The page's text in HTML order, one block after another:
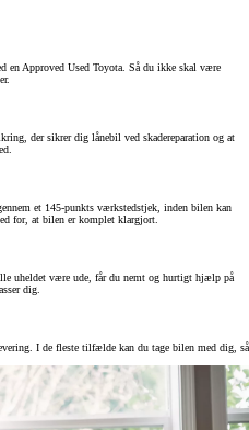
en Approved Used Toyota. Så du ikke skal være
der sikrer dig lånebil ved skadereparation og at
et 145-punkts værkstedstjek, inden bilen kan
for, at bilen er komplet klargjort.
uheldet være ude, får du nemt og hurtigt hjælp på
dig.
I de fleste tilfælde kan du tage bilen med dig, så